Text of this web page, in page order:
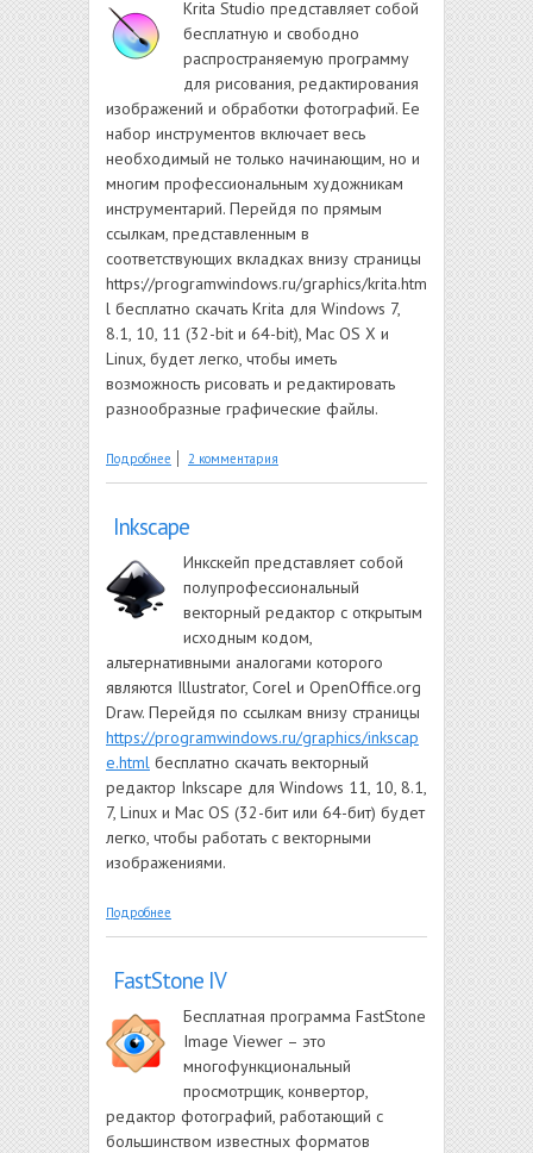
Krita Studio представляет собой
бесплатную и свободно
распространяемую программу
для рисования, редактирования
изображений и обработки фотографий. Ее
набор инструментов включает весь
необходимый не только начинающим, но и
многим профессиональным художникам
инструментарий. Перейдя по прямым
ссылкам, представленным в
соответствующих вкладках внизу страницы
https://programwindows.ru/graphics/krita.htm
l бесплатно скачать Krita для Windows 7,
8.1, 10, 11 (32-bit и 64-bit), Mac OS X и
Linux, будет легко, чтобы иметь
возможность рисовать и редактировать
разнообразные графические файлы.
Подробнее о Krita Studio
2 комментария
Inkscape
Инкскейп представляет собой
полупрофессиональный
векторный редактор с открытым
исходным кодом,
альтернативными аналогами которого
являются Illustrator, Corel и OpenOffice.org
Draw. Перейдя по ссылкам внизу страницы
https://programwindows.ru/graphics/inkscap
e.html бесплатно скачать векторный
редактор Inkscape для Windows 11, 10, 8.1,
7, Linux и Mac OS (32-бит или 64-бит) будет
легко, чтобы работать с векторными
изображениями.
Подробнее
FastStone IV
Бесплатная программа FastStone
Image Viewer – это
многофункциональный
просмотрщик, конвертор,
редактор фотографий, работающий с
большинством известных форматов